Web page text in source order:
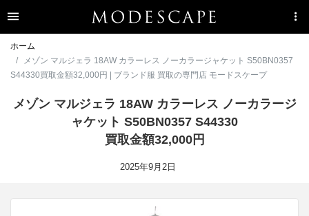
ホーム
メゾン マルジェラ 18AW カラーレス ノーカラージャケット S50BN0357
S44330買取金額32,000円 | ブランド服 買取の専門店 モードスケープ
メゾン マルジェラ 18AW カラーレス ノーカラージ
ャケット S50BN0357 S44330
買取金額32,000円
2025年9月2日